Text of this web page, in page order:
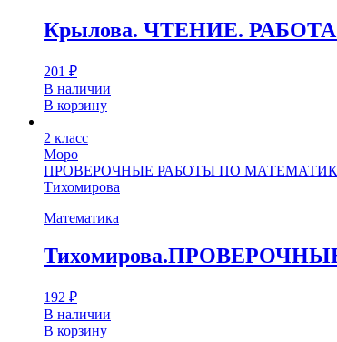
Крылова. ЧТЕНИЕ.
201 ₽
В наличии
В корзину
2 класс
Моро
ПРОВЕРОЧНЫЕ РАБОТЫ ПО
Тихомирова
Математика
192 ₽
В наличии
В корзину